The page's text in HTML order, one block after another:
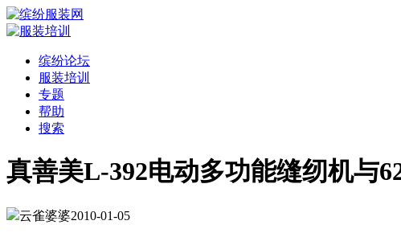
缤纷论坛
服装培训
专题
帮助
搜索
真善美L-392电动多功能缝纫机与
云雀婆婆2010-01-05